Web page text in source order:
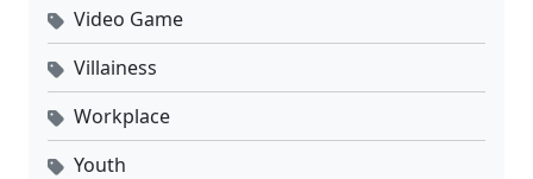
Video Game
Villainess
Workplace
Youth